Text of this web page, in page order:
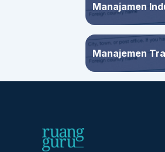
Manajamen
Manajemen